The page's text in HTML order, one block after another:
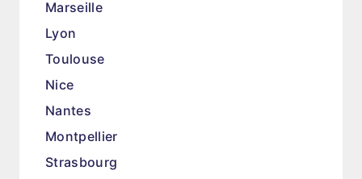
Marseille
Lyon
Toulouse
Nice
Nantes
Montpellier
Strasbourg